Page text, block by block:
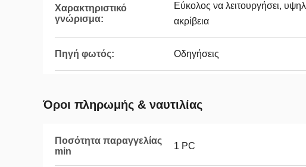
Χαρακτηριστικό
γνώρισμα:
Εύκολος να λειτουργήσει,
ακρίβεια
Πηγή φωτός: Οδηγήσεις
Όροι πληρωμής & ναυτιλίας
Ποσότητα παραγγελίας
min
1 PC